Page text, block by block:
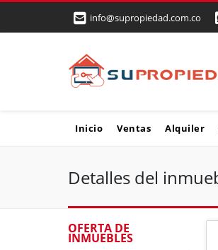
info@supropiedad.com.co
Inicio Ventas Alquiler
Detalles del
OFERTA DE
INMUEBLES